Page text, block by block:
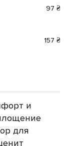
97 ₴
157 ₴
и
для